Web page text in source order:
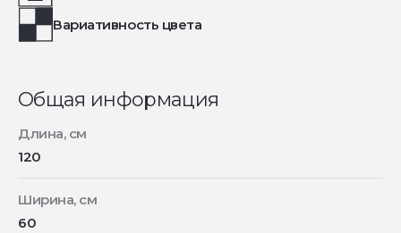
Вариативность цвета
Общая информация
Длина, см
120
Ширина, см
60